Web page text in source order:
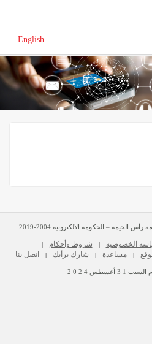
English
– الحكومة الالكترونية 2004-2019
الخصوصية | شروط وأحكام |
| مساعدة | شارك برأيك | اتصل بنا
2 0 2 4 أغسطس 3 1 السبت